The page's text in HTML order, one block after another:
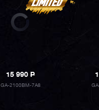
15 990P
GA-2100BM-7A8